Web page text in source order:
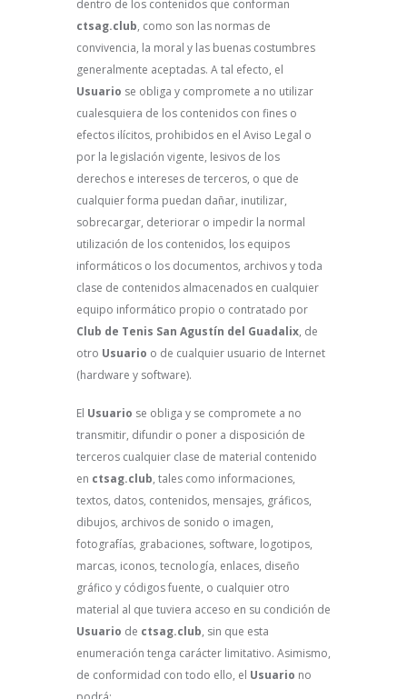
dentro de los contenidos que conforman
ctsag.club, como son las normas de
convivencia, la moral y las buenas costumbres
generalmente aceptadas. A tal efecto, el
Usuario se obliga y compromete a no utilizar
cualesquiera de los contenidos con fines o
efectos ilícitos, prohibidos en el Aviso Legal o
por la legislación vigente, lesivos de los
derechos e intereses de terceros, o que de
cualquier forma puedan dañar, inutilizar,
sobrecargar, deteriorar o impedir la normal
utilización de los contenidos, los equipos
informáticos o los documentos, archivos y toda
clase de contenidos almacenados en cualquier
equipo informático propio o contratado por
Club de Tenis San Agustín del Guadalix, de
otro Usuario o de cualquier usuario de Internet
(hardware y software).
El Usuario se obliga y se compromete a no
transmitir, difundir o poner a disposición de
terceros cualquier clase de material contenido
en ctsag.club, tales como informaciones,
textos, datos, contenidos, mensajes, gráficos,
dibujos, archivos de sonido o imagen,
fotografías, grabaciones, software, logotipos,
marcas, iconos, tecnología, enlaces, diseño
gráfico y códigos fuente, o cualquier otro
material al que tuviera acceso en su condición de
Usuario de ctsag.club, sin que esta
enumeración tenga carácter limitativo. Asimismo,
de conformidad con todo ello, el Usuario no